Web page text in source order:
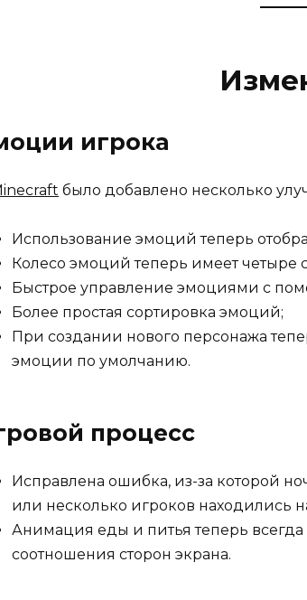
игрока
было добавлено несколько
Использование эмоций теперь
Колесо эмоций теперь имеет четыре
Быстрое управление эмоциями с
Более простая сортировка эмоций;
При создании нового персонажа
эмоции по умолчанию.
процесс
Исправлена ошибка, из-за которой
или несколько игроков находились
Анимация еды и питья теперь
соотношения сторон экрана.